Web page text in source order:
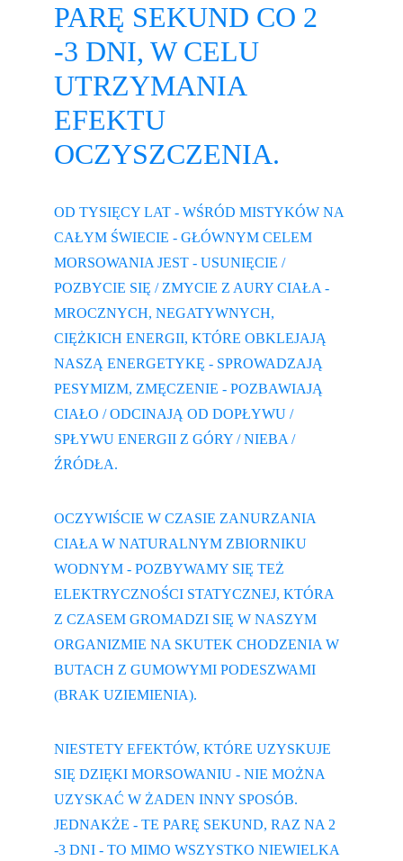
PARĘ SEKUND CO 2
-3 DNI, W CELU
UTRZYMANIA
EFEKTU
OCZYSZCZENIA.
OD TYSIĘCY LAT - WŚRÓD MISTYKÓW NA
CAŁYM ŚWIECIE - GŁÓWNYM CELEM
MORSOWANIA JEST - USUNIĘCIE /
POZBYCIE SIĘ / ZMYCIE Z AURY CIAŁA -
MROCZNYCH, NEGATYWNYCH,
CIĘŻKICH ENERGII, KTÓRE OBKLEJAJĄ
NASZĄ ENERGETYKĘ - SPROWADZAJĄ
PESYMIZM, ZMĘCZENIE - POZBAWIAJĄ
CIAŁO / ODCINAJĄ OD DOPŁYWU /
SPŁYWU ENERGII Z GÓRY / NIEBA /
ŹRÓDŁA.
OCZYWIŚCIE W CZASIE ZANURZANIA
CIAŁA W NATURALNYM ZBIORNIKU
WODNYM - POZBYWAMY SIĘ TEŻ
ELEKTRYCZNOŚCI STATYCZNEJ, KTÓRA
Z CZASEM GROMADZI SIĘ W NASZYM
ORGANIZMIE NA SKUTEK CHODZENIA W
BUTACH Z GUMOWYMI PODESZWAMI
(BRAK UZIEMIENIA).
NIESTETY EFEKTÓW, KTÓRE UZYSKUJE
SIĘ DZIĘKI MORSOWANIU - NIE MOŻNA
UZYSKAĆ W ŻADEN INNY SPOSÓB.
JEDNAKŻE - TE PARĘ SEKUND, RAZ NA 2
-3 DNI - TO MIMO WSZYSTKO NIEWIELKA